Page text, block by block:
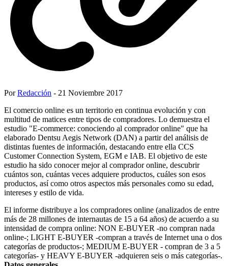
PorRedacción - 21 Noviembre 2017
El comercio online es un territorio en continua evolución y con
multitud de matices entre tipos de compradores. Lo demuestra el
estudio "E-commerce: conociendo al comprador online" que ha
elaborado Dentsu Aegis Network (DAN) a partir del análisis de
distintas fuentes de información, destacando entre ella CCS
Customer Connection System, EGM e IAB. El objetivo de este
estudio ha sido conocer mejor al comprador online, descubrir
cuántos son, cuántas veces adquiere productos, cuáles son esos
productos, así como otros aspectos más personales como su edad,
intereses y estilo de vida.
El informe distribuye a los compradores online (analizados de entre
más de 28 millones de internautas de 15 a 64 años) de acuerdo a su
intensidad de compra online: NON E-BUYER -no compran nada
online-; LIGHT E-BUYER -compran a través de Internet una o dos
categorías de productos-; MEDIUM E-BUYER - compran de 3 a 5
categorías- y HEAVY E-BUYER -adquieren seis o más categorías-.